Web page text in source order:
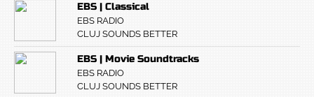
EBS | Classical
EBS RADIO
CLUJ SOUNDS BETTER
EBS | Movie Soundtracks
EBS RADIO
CLUJ SOUNDS BETTER